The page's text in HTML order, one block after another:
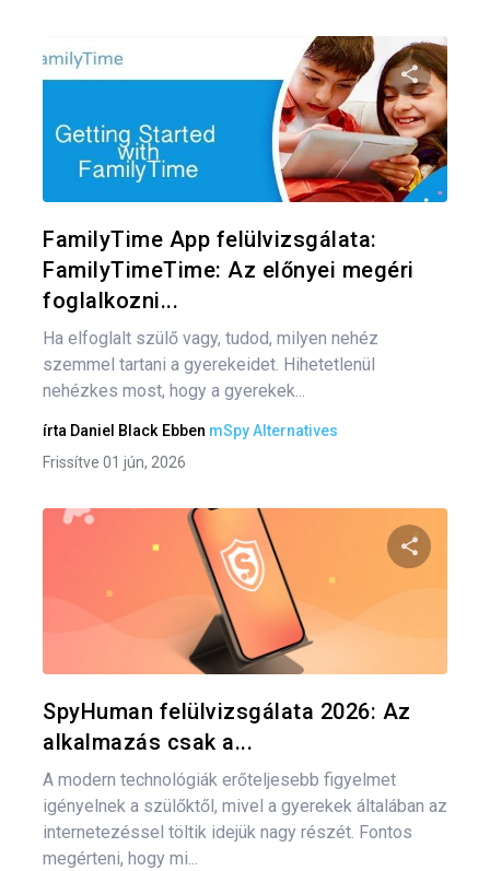
Oszd
FamilyTime App felülvizsgálata:
FamilyTimeTime: Az előnyei megéri
foglalkozni...
Ha elfoglalt szülő vagy, tudod, milyen nehéz
szemmel tartani a gyerekeidet. Hihetetlenül
nehézkes most, hogy a gyerekek...
írta Daniel Black Ebben mSpy Alternatives
Frissítve 01 jún, 2026
SpyHuman felülvizsgálata 2026: Az
alkalmazás csak a...
A modern technológiák erőteljesebb figyelmet
igényelnek a szülőktől, mivel a gyerekek általában az
internetezéssel töltik idejük nagy részét. Fontos
megérteni, hogy mi...